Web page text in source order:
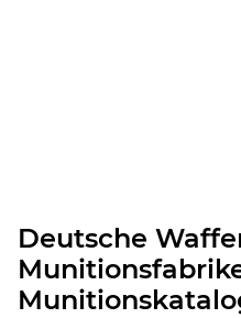
Deutsche